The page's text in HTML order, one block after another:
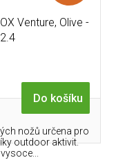
Venture, Olive -
Do košíku
nožů určena pro
outdoor aktivit.